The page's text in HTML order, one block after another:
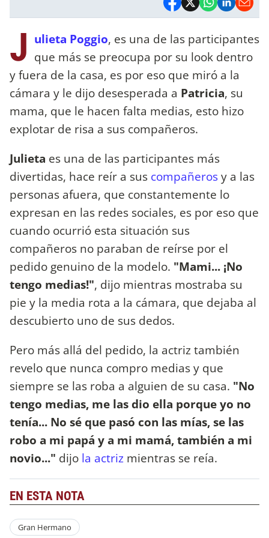
J ulieta Poggio, es una de las participantes
que más se preocupa por su look dentro
y fuera de la casa, es por eso que miró a la
cámara y le dijo desesperada a Patricia, su
mama, que le hacen falta medias, esto hizo
explotar de risa a sus compañeros.
Julieta es una de las participantes más
divertidas, hace reír a sus compañerosy a las
personas afuera, que constantemente lo
expresan en las redes sociales, es por eso que
cuando ocurrió esta situación sus
compañeros no paraban de reírse por el
pedido genuino de la modelo. "Mami... ¡No
tengo medias!", dijo mientras mostraba su
pie y la media rota a la cámara, que dejaba al
descubierto uno de sus dedos.
Pero más allá del pedido, la actriz también
revelo que nunca compro medias y que
siempre se las roba a alguien de su casa. "No
tengo medias, me las dio ella porque yo no
tenía... No sé que pasó con las mías, se las
robo a mi papá y a mi mamá, también a mi
novio..." dijo la actriz mientras se reía.
EN ESTA NOTA
Gran Hermano